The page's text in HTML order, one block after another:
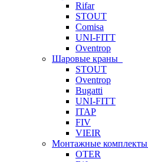
Rifar
STOUT
Comisa
UNI-FITT
Oventrop
Шаровые краны
STOUT
Oventrop
Bugatti
UNI-FITT
ITAP
FIV
VIEIR
Монтажные комплекты
OTER